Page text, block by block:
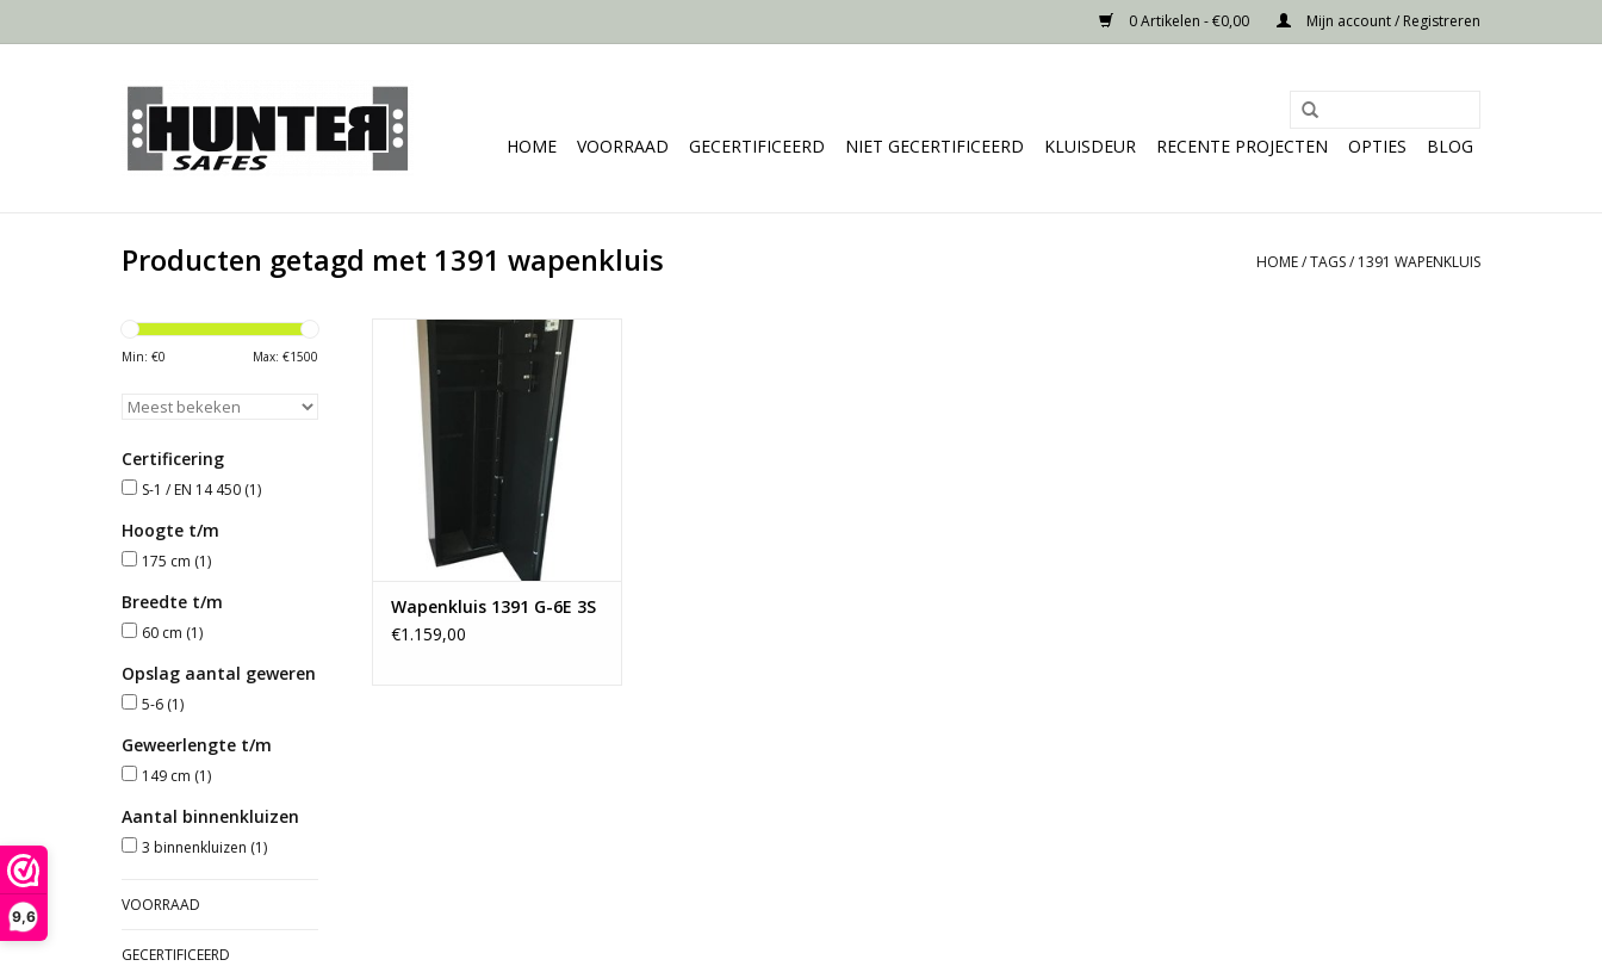
9,6
0 Artikelen - €0,00 Mijn account / Registreren
HOME VOORRAAD GECERTIFICEERD NIET GECERTIFICEERD KLUISDEUR RECENTE PROJECTEN OPTIES BLOG
Producten getagd met 1391 wapenkluis HOME/TAGS/ 1391 WAPENKLUIS
Min: €0 Max: €1500
Certificering
S-1 / EN 14 450 (1)
Hoogte t/m
175 cm (1)
Breedte t/m
60 cm (1)
Opslag aantal geweren
5-6 (1)
Geweerlengte t/m
149 cm (1)
Aantal binnenkluizen
3 binnenkluizen (1)
VOORRAAD
GECERTIFICEERD
- 175x60 cm
- Ruimte voor 5 geweren
- 3 binnenkluizen
- Vanaf 153 kg
TOEVOEGEN AAN WINKELWAGEN
Wapenkluis 1391 G-6E 3S
€1.159,00